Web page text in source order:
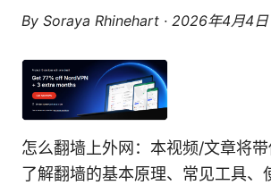
By Soraya Rhinehart · 2026年4月4日
怎么翻墙上外网：本视频/文章将带
了解翻墙的基本原理、常见工具、